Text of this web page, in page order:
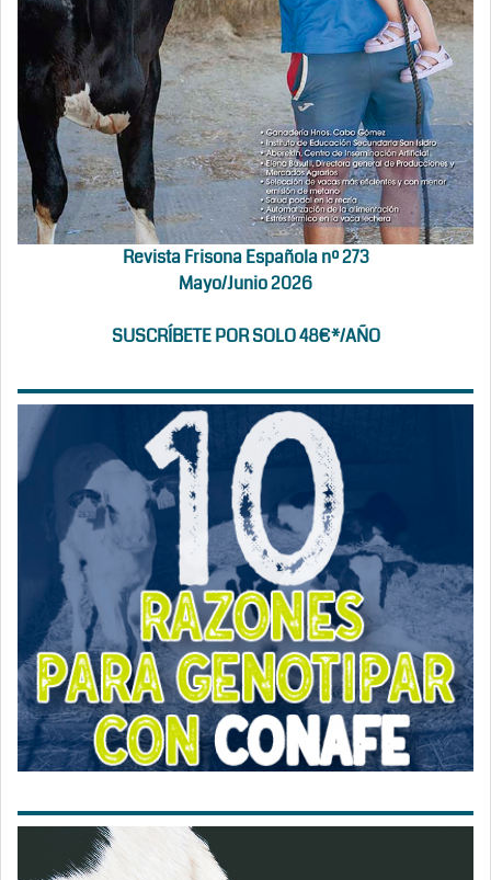
Revista Frisona Española nº 273
Mayo/Junio 2026
SUSCRÍBETE POR SOLO 48€*/AÑO